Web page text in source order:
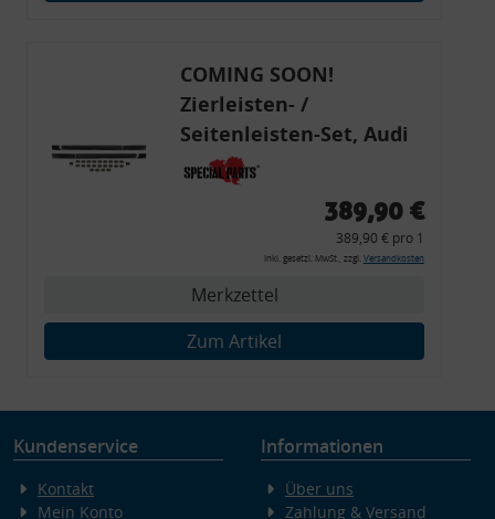
COMING SOON!
Zierleisten- /
Seitenleisten-Set, Audi
80 Cabrio, Coupe, S2, (6x
Zierleiste, 2x Kappe,
Montagewerkzeug)
389,90 €
389,90 € pro 1
inkl. gesetzl. MwSt., zzgl. Versandkosten
Merkzettel
Zum Artikel
Kundenservice
Kontakt
Mein Konto
Informationen
Über uns
Zahlung & Versand